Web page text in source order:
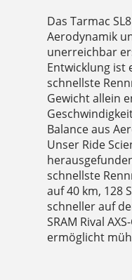
Das Tarmac
Aerodynamik
unerreichbar
Entwicklung ist
schnellste
Gewicht allein
Balance aus
Unser Ride
schnellste
auf 40 km, 128
schneller auf
SRAM Rival
ermöglicht